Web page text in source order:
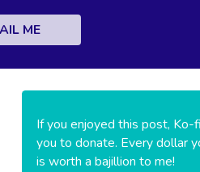
ME
If you enjoyed this post, Ko-
you to donate. Every dollar
is worth a bajillion to me!